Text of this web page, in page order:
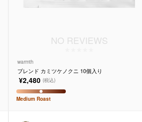
NO REVIEWS
warmth
ブレンド カミツケノクニ 10個入り
¥2,480 (税込)
Medium Roast